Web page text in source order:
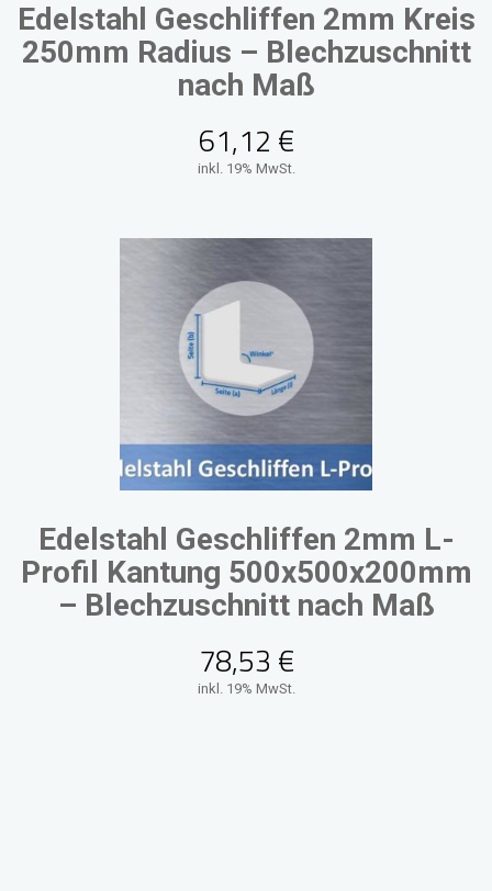
Edelstahl Geschliffen 2mm Kreis
250mm Radius – Blechzuschnitt
nach Maß
61,12 €
inkl. 19% MwSt.
Edelstahl Geschliffen 2mm L-
Profil Kantung 500x500x200mm
– Blechzuschnitt nach Maß
78,53 €
inkl. 19% MwSt.